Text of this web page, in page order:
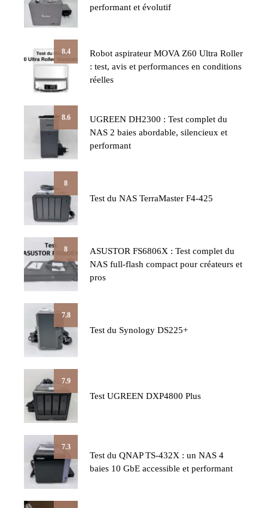
performant et évolutif
8.4
Robot aspirateur MOVA Z60 Ultra Roller
: test, avis et performances en conditions
réelles
8.6
UGREEN DH2300 : Test complet du
NAS 2 baies abordable, silencieux et
performant
8
Test du NAS TerraMaster F4-425
8
ASUSTOR FS6806X : Test complet du
NAS full-flash compact pour créateurs et
pros
7.8
Test du Synology DS225+
7.9
Test UGREEN DXP4800 Plus
7.3
Test du QNAP TS-432X : un NAS 4
baies 10 GbE accessible et performant